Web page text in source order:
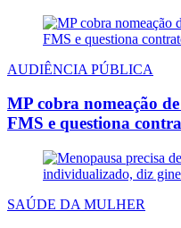
AUDIÊNCIA PÚBLICA
MP cobra nomeação
FMS e questiona
SAÚDE DA MULHER